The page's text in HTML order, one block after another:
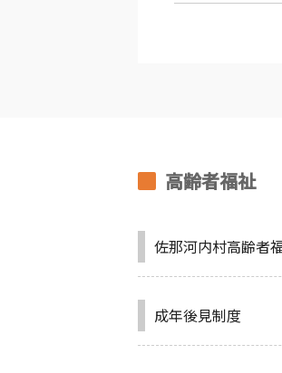
高齢者福祉
佐那河内村高齢者
成年後見制度